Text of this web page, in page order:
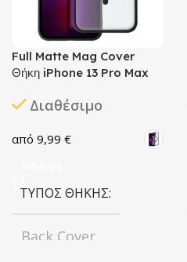
Full Matte Mag Cover
Θήκη iPhone 13 Pro Max
Διαθέσιμο
9,99 €
ΤΎΠΟΣ ΘΉΚΗΣ
Back Cover